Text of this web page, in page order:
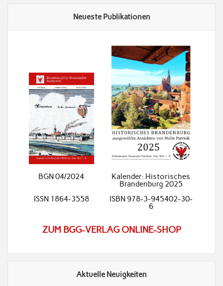
Neueste Publikationen
BGN 04/2024
Kalender: Historisches
Brandenburg 2025
ISSN 1864-3558
ISBN 978-3-945402-30-
6
ZUM BGG-VERLAG ONLINE-SHOP
Aktuelle Neuigkeiten